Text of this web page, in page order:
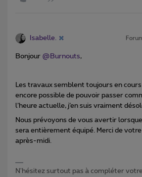
Isabelle.
Bonjour ​ @Burnouts,
Les travaux semblent toujours en cours
encore possible de pouvoir passer
l’heure actuelle, j’en suis vraiment
Nous prévoyons de vous avertir
sera entièrement équipé. Merci de
après-midi.
N'hésitez surtout pas à compléter